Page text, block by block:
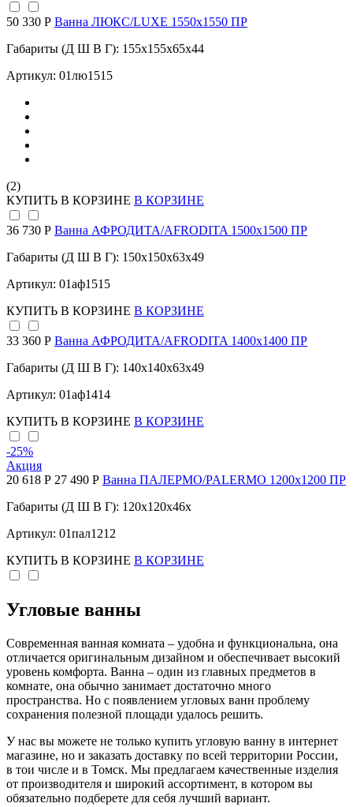
50 330 Р Ванна ЛЮКС/LUXE 1550х1550 ПР
Габариты (Д Ш В Г): 155x155x65x44
Артикул: 01лю1515
(2)
КУПИТЬ В КОРЗИНЕ В КОРЗИНЕ
36 730 Р Ванна АФРОДИТА/AFRODITA 1500х1500 ПР
Габариты (Д Ш В Г): 150x150x63x49
Артикул: 01аф1515
КУПИТЬ В КОРЗИНЕ В КОРЗИНЕ
33 360 Р Ванна АФРОДИТА/AFRODITA 1400х1400 ПР
Габариты (Д Ш В Г): 140x140x63x49
Артикул: 01аф1414
КУПИТЬ В КОРЗИНЕ В КОРЗИНЕ
-25%
Акция
20 618 Р 27 490 Р Ванна ПАЛЕРМО/PALERMO 1200х1200 ПР
Габариты (Д Ш В Г): 120x120x46x
Артикул: 01пал1212
КУПИТЬ В КОРЗИНЕ В КОРЗИНЕ
Угловые ванны
Современная ванная комната – удобна и функциональна, она
отличается оригинальным дизайном и обеспечивает высокий
уровень комфорта. Ванна – один из главных предметов в
комнате, она обычно занимает достаточно много
пространства. Но с появлением угловых ванн проблему
сохранения полезной площади удалось решить.
У нас вы можете не только купить угловую ванну в интернет
магазине, но и заказать доставку по всей территории России,
в тои числе и в Томск. Мы предлагаем качественные изделия
от производителя и широкий ассортимент, в котором вы
обязательно подберете для себя лучший вариант.